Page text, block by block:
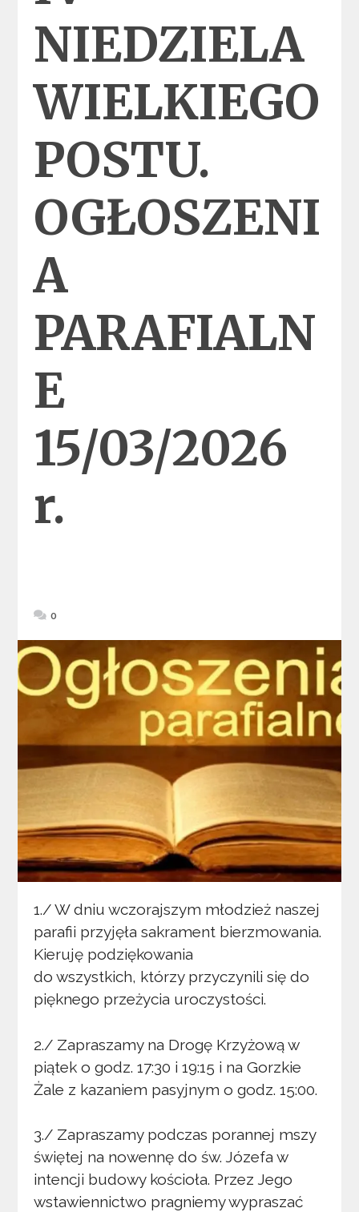
NIEDZIELA
WIELKIEGO
POSTU.
OGŁOSZENI
A
PARAFIALN
E
15/03/2026
r.
0
1./ W dniu wczorajszym młodzież naszej
parafii przyjęła sakrament bierzmowania.
Kieruję podziękowania
do wszystkich, którzy przyczynili się do
pięknego przeżycia uroczystości.
2./ Zapraszamy na Drogę Krzyżową w
piątek o godz. 17:30 i 19:15 i na Gorzkie
Żale z kazaniem pasyjnym o godz. 15:00.
3./ Zapraszamy podczas porannej mszy
świętej na nowennę do św. Józefa w
intencji budowy kościoła. Przez Jego
wstawiennictwo pragniemy wypraszać